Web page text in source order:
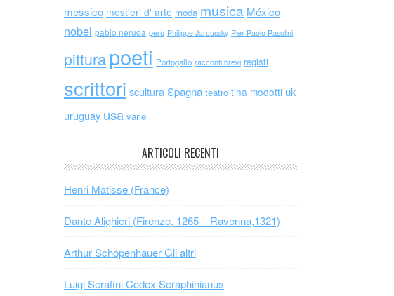
messico mestieri d' arte moda musica México
nobel pablo neruda perù Philippe Jaroussky Pier Paolo Pasolini
pitturapoeti Portogallo racconti brevi registi
scrittori scultura Spagna teatro tina modotti uk
uruguay usa varie
ARTICOLI RECENTI
Henri Matisse (France)
Dante Alighieri (Firenze, 1265 – Ravenna,1321)
Arthur Schopenhauer Gli altri
Luigi Serafini Codex Seraphinianus